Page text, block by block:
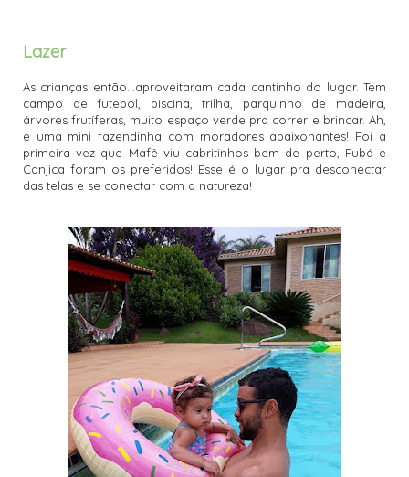
Lazer
As crianças então...aproveitaram cada cantinho do lugar. Tem
campo de futebol, piscina, trilha, parquinho de madeira,
árvores frutíferas, muito espaço verde pra correr e brincar. Ah,
e uma mini fazendinha com moradores apaixonantes! Foi a
primeira vez que Mafê viu cabritinhos bem de perto, Fubá e
Canjica foram os preferidos! Esse é o lugar pra desconectar
das telas e se conectar com a natureza!